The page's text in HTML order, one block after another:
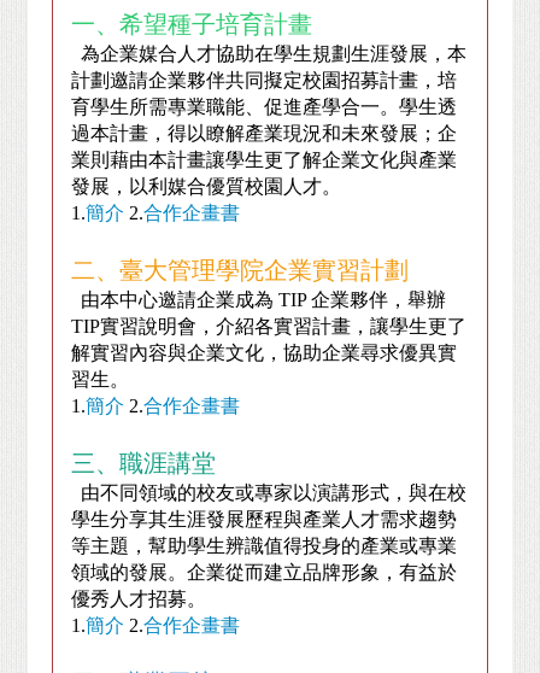
一、希望種子培育計畫
為企業媒合人才協助在學生規劃生涯發展，本
計劃邀請企業夥伴共同擬定校園招募計畫，培
育學生所需專業職能、促進產學合一。學生透
過本計畫，得以瞭解產業現況和未來發展；企
業則藉由本計畫讓學生更了解企業文化與產業
發展，以利媒合優質校園人才。
1.簡介 2.合作企畫書
二、臺大管理學院企業實習計劃
由本中心邀請企業成為 TIP 企業夥伴，舉辦
TIP實習說明會，介紹各實習計畫，讓學生更了
解實習內容與企業文化，協助企業尋求優異實
習生。
1.簡介 2.合作企畫書
三、職涯講堂
由不同領域的校友或專家以演講形式，與在校
學生分享其生涯發展歷程與產業人才需求趨勢
等主題，幫助學生辨識值得投身的產業或專業
領域的發展。企業從而建立品牌形象，有益於
優秀人才招募。
1.簡介 2.合作企畫書